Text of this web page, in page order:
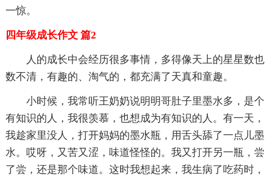
一惊。
四年级成长作文 篇2
人的成长中会经历很多事情，多得像天上的星星数也
数不清，有趣的、淘气的，都充满了天真和童趣。
小时候，我常听王奶奶说明明哥肚子里墨水多，是个
有知识的人，我很羡慕，也想成为有知识的人。有一天，
我趁家里没人，打开妈妈的墨水瓶，用舌头舔了一点儿墨
水。哎呀，又苦又涩，味道怪怪的。我又打开另一瓶，尝
了尝，还是那个味道。这时我想起来，我生病了吃药时，